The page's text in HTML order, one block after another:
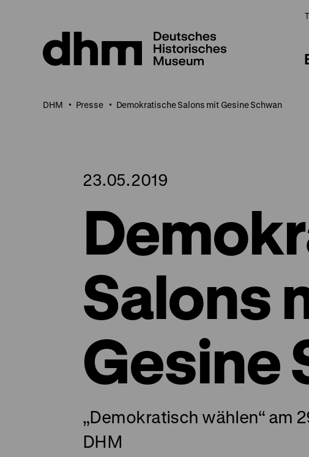
Seiteninhalt
springen
DHM Presse Demokratische Salons mit Gesine Schwan
23.05.2019
Salons
Gesine
„Demokratisch wählen“ am
DHM